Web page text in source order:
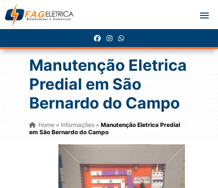
Manutenção Eletrica
Predial em São
Bernardo do Campo
Home» Informações » Manutenção Eletrica Predial
em São Bernardo do Campo